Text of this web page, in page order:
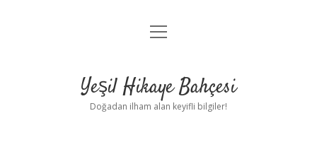
Anasayfa
Yasal Uyarı
menüyü
Yeşil Hikaye Bahçesi
Doğadan ilham alan keyifli bilgiler!